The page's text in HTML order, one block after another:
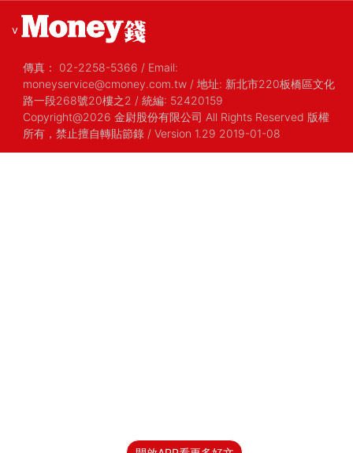
v
傳真： 02-2258-5366 / Email:
moneyservice@cmoney.com.tw / 地址: 新北市220板橋區文化
路一段268號20樓之2 / 統編: 52420159
Copyright@2026 金尉股份有限公司 All Rights Reserved 版權
所有，禁止擅自轉貼節錄 / Version 1.29 2019-01-08